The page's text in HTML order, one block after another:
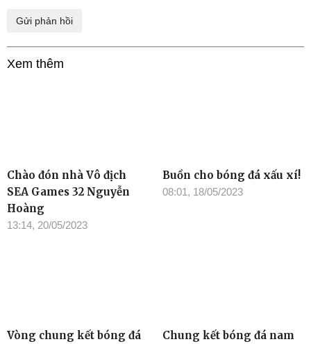
Xem thêm
Chào đón nhà Vô địch
SEA Games 32 Nguyễn
Hoàng
13:14, 20/05/2023
Buồn cho bóng đá xấu xí!
08:01, 18/05/2023
Vòng chung kết bóng đá
Chung kết bóng đá nam